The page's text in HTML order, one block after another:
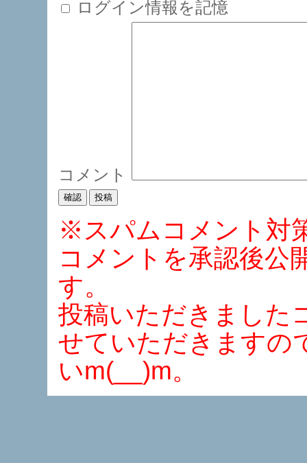
ログイン情報を記憶
コメント
※スパムコメント対
コメントを承認後公
す。
投稿いただきました
せていただきますの
いm(__)m。